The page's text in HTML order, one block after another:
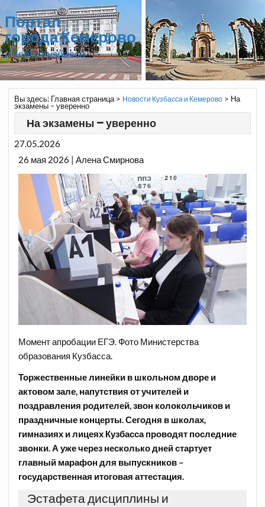
Портал
города Кемерово
и всего Кузбасса
Вы здесь: Главная страница> Новости Кузбасса и Кемерово> На
экзамены – уверенно
На экзамены – уверенно
27.05.2026
26 мая 2026 | Алена Смирнова
Момент апробации ЕГЭ. Фото Министерства
образования Кузбасса.
Торжественные линейки в школьном дворе и
актовом зале, напутствия от учителей и
поздравления родителей, звон колокольчиков и
праздничные концерты. Сегодня в школах,
гимназиях и лицеях Кузбасса проводят последние
звонки. А уже через несколько дней стартует
главный марафон для выпускников –
государственная итоговая аттестация.
Эстафета дисциплины и